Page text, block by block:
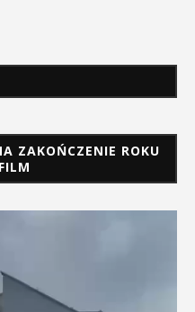
ZAKOŃCZENIE ROKU